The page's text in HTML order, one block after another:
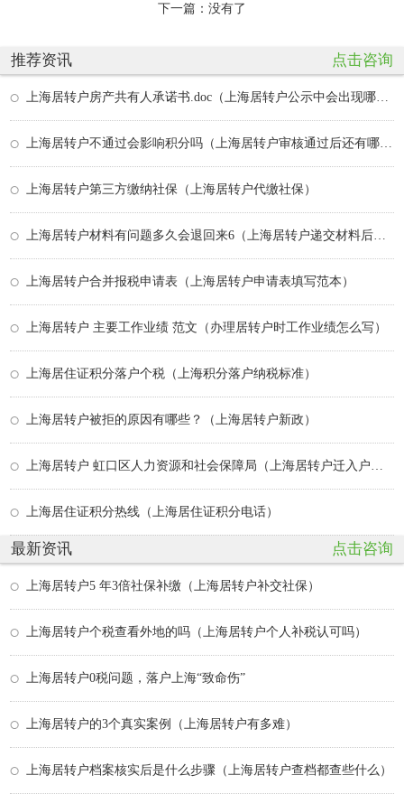
下一篇：没有了
推荐资讯 点击咨询
上海居转户第三方缴纳社保（上海居转户代缴社保）
上海居转户合并报税申请表（上海居转户申请表填写范本）
上海居转户 主要工作业绩 范文（办理居转户时工作业绩怎么写）
上海居住证积分落户个税（上海积分落户纳税标准）
上海居转户被拒的原因有哪些？（上海居转户新政）
上海居住证积分热线（上海居住证积分电话）
最新资讯 点击咨询
上海居转户5 年3倍社保补缴（上海居转户补交社保）
上海居转户个税查看外地的吗（上海居转户个人补税认可吗）
上海居转户0税问题，落户上海“致命伤”
上海居转户的3个真实案例（上海居转户有多难）
上海居转户档案核实后是什么步骤（上海居转户查档都查些什么）